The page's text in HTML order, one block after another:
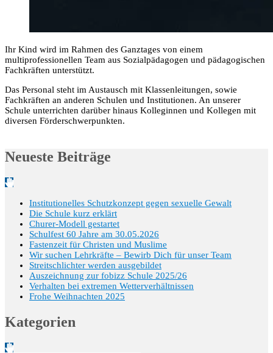
Ihr Kind wird im Rahmen des Ganztages von einem
multiprofessionellen Team aus Sozialpädagogen und pädagogischen
Fachkräften unterstützt.
Das Personal steht im Austausch mit Klassenleitungen, sowie
Fachkräften an anderen Schulen und Institutionen. An unserer
Schule unterrichten darüber hinaus Kolleginnen und Kollegen mit
diversen Förderschwerpunkten.
Neueste Beiträge
Institutionelles Schutzkonzept gegen sexuelle Gewalt
Die Schule kurz erklärt
Churer-Modell gestartet
Schulfest 60 Jahre am 30.05.2026
Fastenzeit für Christen und Muslime
Wir suchen Lehrkräfte – Bewirb Dich für unser Team
Streitschlichter werden ausgebildet
Auszeichnung zur fobizz Schule 2025/26
Verhalten bei extremen Wetterverhältnissen
Frohe Weihnachten 2025
Kategorien